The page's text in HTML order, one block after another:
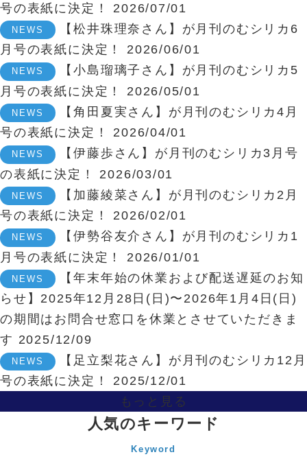
号の表紙に決定！
2026/07/01
NEWS
【松井珠理奈さん】が月刊のむシリカ6
月号の表紙に決定！
2026/06/01
NEWS
【小島瑠璃子さん】が月刊のむシリカ5
月号の表紙に決定！
2026/05/01
NEWS
【角田夏実さん】が月刊のむシリカ4月
号の表紙に決定！
2026/04/01
NEWS
【伊藤歩さん】が月刊のむシリカ3月号
の表紙に決定！
2026/03/01
NEWS
【加藤綾菜さん】が月刊のむシリカ2月
号の表紙に決定！
2026/02/01
NEWS
【伊勢谷友介さん】が月刊のむシリカ1
月号の表紙に決定！
2026/01/01
NEWS
【年末年始の休業および配送遅延のお知
らせ】2025年12月28日(日)〜2026年1月4日(日)
の期間はお問合せ窓口を休業とさせていただきま
す 2025/12/09
NEWS
【足立梨花さん】が月刊のむシリカ12月
号の表紙に決定！
2025/12/01
もっと見る
人気のキーワード
Keyword